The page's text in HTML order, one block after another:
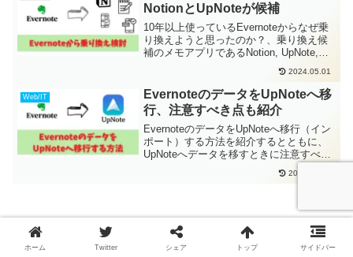
NotionとUpNoteが候補
10年以上使っているEvernoteからなぜ乗
り換えようと思ったのか？、乗り換え候
補のメモアプリであるNotion, UpNote,
Microsoft OneNote, Dropbox Paperとの機
能比較、などを紹介しています。
2024.05.01
Web/IT
EvernoteのデータをUpNoteへ移
行、注意すべき点も紹介
EvernoteのデータをUpNoteへ移行（イン
ポート）する方法を紹介するとともに、
UpNoteへデータを移すときに注意すべき
ポイントなどを紹介しています。2024.05.03
コメント
ホーム Twitter シェア トップ サイドバー